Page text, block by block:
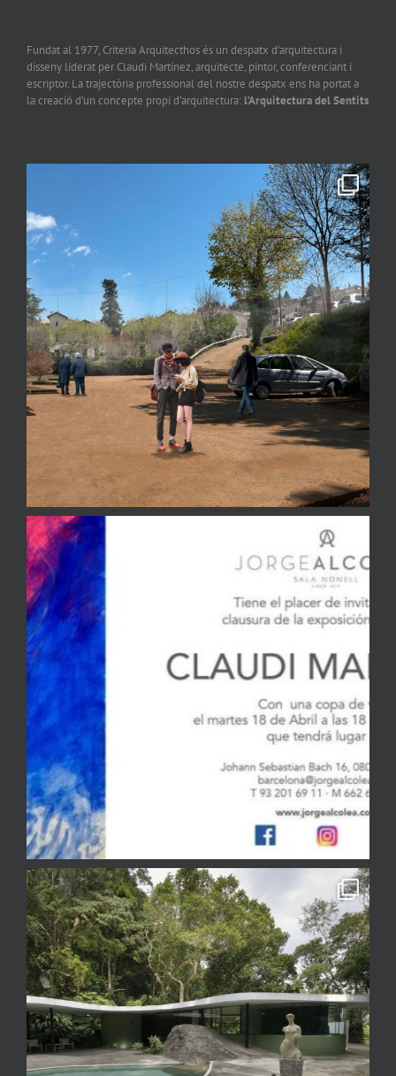
Fundat al 1977, Criteria Arquitecthos és un despatx d’arquitectura i
disseny liderat per Claudi Martínez, arquitecte, pintor, conferenciant i
escriptor. La trajectòria professional del nostre despatx ens ha portat a
la creació d’un concepte propi d’arquitectura: l’Arquitectura del Sentits